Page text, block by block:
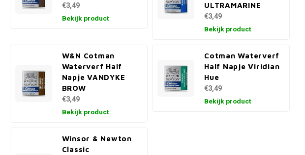
€3,49
Bekijk product
ULTRAMARINE
€3,49
Bekijk product
W&N Cotman
Waterverf Half
Napje VANDYKE
BROW
€3,49
Bekijk product
Cotman Waterverf
Half Napje Viridian
Hue
€3,49
Bekijk product
Winsor & Newton
Classic